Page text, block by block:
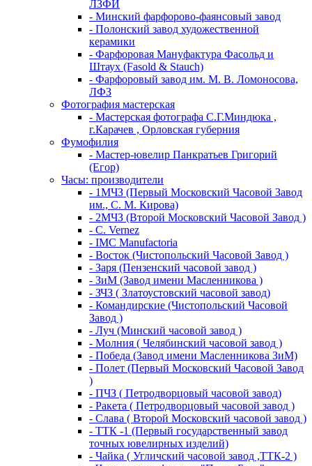
ЛЗФИ
- Минский фарфорово-фаянсовый завод
- Полонский завод художественной
керамики
- Фарфоровая Мануфактура Фасольд и
Штаух (Fasold & Stauch)
- Фарфоровый завод им. М. В. Ломоносова,
ЛФЗ
Фотография мастерская
- Мастерская фотографа С.Г.Миндюка ,
г.Карачев , Орловская губерния
Фумофилия
- Мастер-ювелир Панкратьев Григорий
(Егор)
Часы: производители
- 1МЧЗ (Первый Московский Часовой Завод
им., С. М. Кирова)
- 2МЧЗ (Второй Московский Часовой Завод )
- C. Vernez
- IMC Manufactoria
- Восток (Чистопольский Часовой Завод )
- Заря (Пензенский часовой завод )
- ЗиМ (Завод имени Масленникова )
- ЗЧЗ ( Златоустовский часовой завод)
- Командирские (Чистопольский Часовой
Завод )
- Луч (Минский часовой завод )
- Молния ( Челябинский часовой завод )
- Победа (Завод имени Масленникова ЗиМ)
- Полет (Первый Московский Часовой Завод
)
- ПЧЗ ( Петродворцовый часовой завод)
- Ракета ( Петродворцовый часовой завод )
- Слава ( Второй Московский часовой завод )
- ТТК -1 (Первый государственный завод
точных ювелирных изделий)
- Чайка ( Угличский часовой завод ,ТТК-2 )